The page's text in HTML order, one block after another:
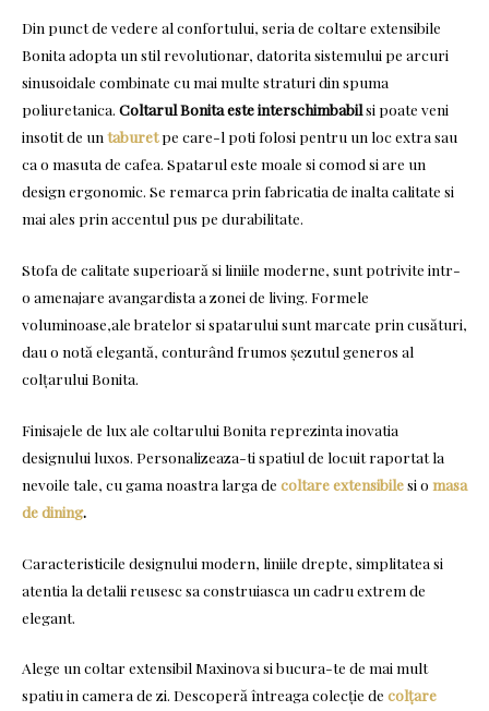
Din punct de vedere al confortului, seria de coltare extensibile
Bonita adopta un stil revolutionar, datorita sistemului pe arcuri
sinusoidale combinate cu mai multe straturi din spuma
poliuretanica. Coltarul Bonita este interschimbabilsi poate veni
insotit de un taburet pe care-l poti folosi pentru un loc extra sau
ca o masuta de cafea. Spatarul este moale si comod si are un
design ergonomic. Se remarca prin fabricatia de inalta calitate si
mai ales prin accentul pus pe durabilitate.
Stofa de calitate superioară si liniile moderne, sunt potrivite intr-
o amenajare avangardista a zonei de living. Formele
voluminoase,ale bratelor si spatarului sunt marcate prin cusături,
dau o notă elegantă, conturând frumos șezutul generos al
colțarului Bonita.
Finisajele de lux ale coltarului Bonita reprezinta inovatia
designului luxos. Personalizeaza-ti spatiul de locuit raportat la
nevoile tale, cu gama noastra larga de coltare extensibilesi o masa
de dining.
Caracteristicile designului modern, liniile drepte, simplitatea si
atentia la detalii reusesc sa construiasca un cadru extrem de
elegant.
Alege un coltar extensibil Maxinova si bucura-te de mai mult
spatiu in camera de zi. Descoperă întreaga colecție de colțare